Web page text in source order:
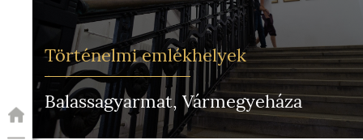
Történelmi emlékhelyek
Balassagyarmat, Vármegyeháza